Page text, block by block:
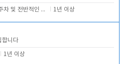
주차 및 전반적인 당번업무 1년 이상
합니다
1년 이상